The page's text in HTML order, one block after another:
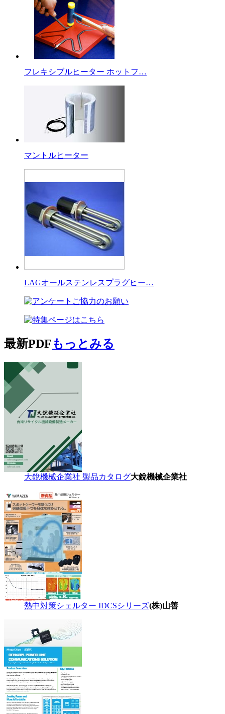
フレキシブルヒーター ホットフ…
マントルヒーター
LAGオールステンレスプラグヒー…
最新PDFもっとみる
大銳機械企業社 製品カタログ大銳機械企業社
熱中対策シェルター IDCSシリーズ(株)山善